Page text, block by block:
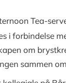
Tea-
i forbindelse
om
sammen